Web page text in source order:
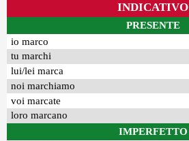
INDICATIVO
PRESENTE
io marco
tu marchi
lui/lei marca
noi marchiamo
voi marcate
loro marcano
IMPERFETTO